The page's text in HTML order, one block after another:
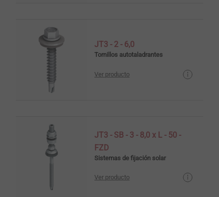
JT3 - 2 - 6,0
Tornillos autotaladrantes
Ver producto
JT3 - SB - 3 - 8,0 x L - 50 -
FZD
Sistemas de fijación solar
Ver producto